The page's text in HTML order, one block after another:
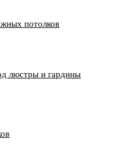
потолков
люстры и гардины